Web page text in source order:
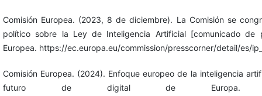
Comisión Europea. (2023, 8 de diciembre). La Comisión se
político sobre la Ley de Inteligencia Artificial [comunicado de
Europea. https://ec.europa.eu/commission/presscorner/detail/es/
Comisión Europea. (2024). Enfoque europeo de la inteligencia
futuro de digital de Europa.